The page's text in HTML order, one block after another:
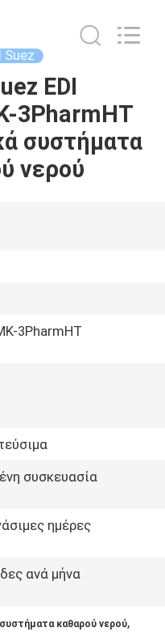
Suez
EDI
3PharmHT
συστήματα
νερού
3PharmHT
συσκευασία
ημέρες
ανά μήνα
καθαρού νερού,